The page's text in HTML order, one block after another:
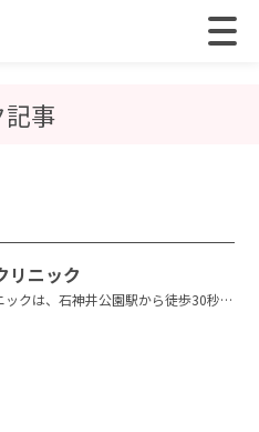
事
リニック
クは、石神井公園駅から徒歩30秒に